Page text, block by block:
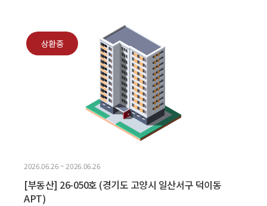
상환중
2026.06.26 ~ 2026.06.26
[부동산] 26-050호 (경기도 고양시 일산서구 덕이동
APT)